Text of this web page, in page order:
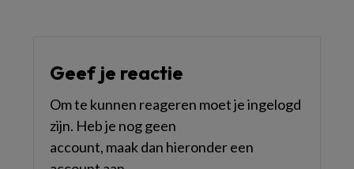
Geef je reactie
Om te kunnen reageren moet je ingelogd
zijn. Heb je nog geen
account, maak dan hieronder een